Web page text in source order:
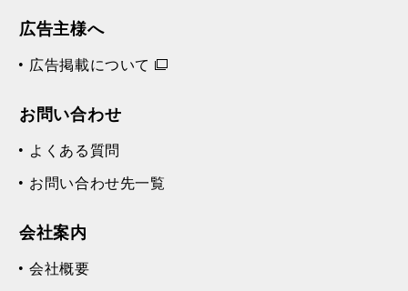
広告主様へ
広告掲載について
お問い合わせ
よくある質問
お問い合わせ先一覧
会社案内
会社概要